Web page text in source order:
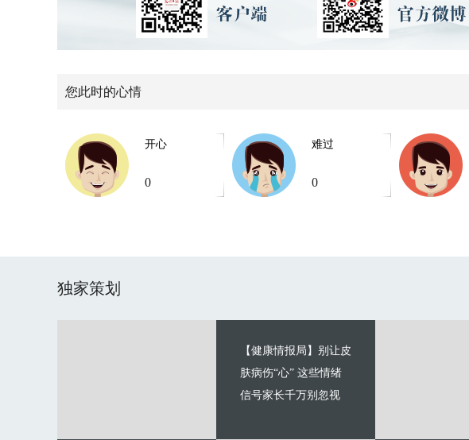
您此时的心情
开心
0
难过
0
独家策划
【健康情报局】别让皮
肤病伤“心” 这些情绪
信号家长千万别忽视